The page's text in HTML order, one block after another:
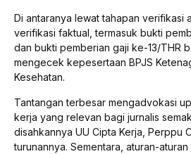
Di antaranya lewat tahapan verifikasi
verifikasi faktual, termasuk bukti
dan bukti pemberian gaji ke-13/THR
mengecek kepesertaan BPJS
Kesehatan.
Tantangan terbesar mengadvokasi
kerja yang relevan bagi jurnalis
disahkannya UU Cipta Kerja, Perppu
turunannya. Sementara, aturan-